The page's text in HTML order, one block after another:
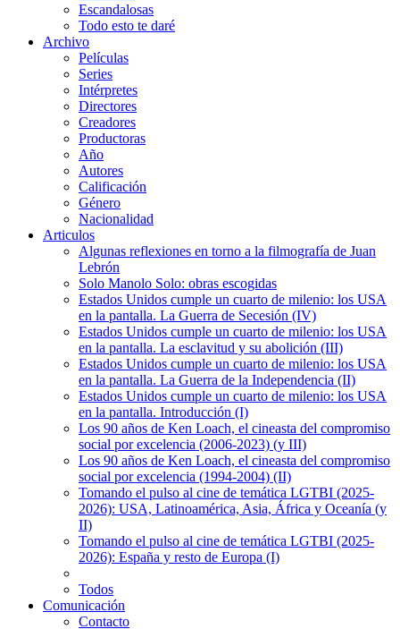
Escandalosas
Todo esto te daré
Archivo
Películas
Series
Intérpretes
Directores
Creadores
Productoras
Año
Autores
Calificación
Género
Nacionalidad
Articulos
Algunas reflexiones en torno a la filmografía de Juan
Lebrón
Solo Manolo Solo: obras escogidas
Estados Unidos cumple un cuarto de milenio: los USA
en la pantalla. La Guerra de Secesión (IV)
Estados Unidos cumple un cuarto de milenio: los USA
en la pantalla. La esclavitud y su abolición (III)
Estados Unidos cumple un cuarto de milenio: los USA
en la pantalla. La Guerra de la Independencia (II)
Estados Unidos cumple un cuarto de milenio: los USA
en la pantalla. Introducción (I)
Los 90 años de Ken Loach, el cineasta del compromiso
social por excelencia (2006-2023) (y III)
Los 90 años de Ken Loach, el cineasta del compromiso
social por excelencia (1994-2004) (II)
Tomando el pulso al cine de temática LGTBI (2025-
2026): USA, Latinoamérica, Asia, África y Oceanía (y
II)
Tomando el pulso al cine de temática LGTBI (2025-
2026): España y resto de Europa (I)
Todos
Comunicación
Contacto